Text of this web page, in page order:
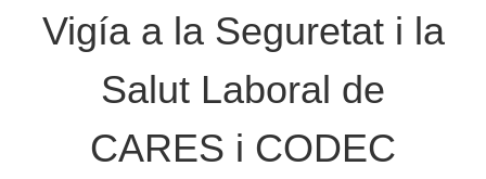
Vigía a la Seguretat i la
Salut Laboral de
CARES i CODEC